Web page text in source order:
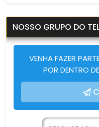
NOSSO GRUPO DO
VENHA FAZER
POR DENTRO